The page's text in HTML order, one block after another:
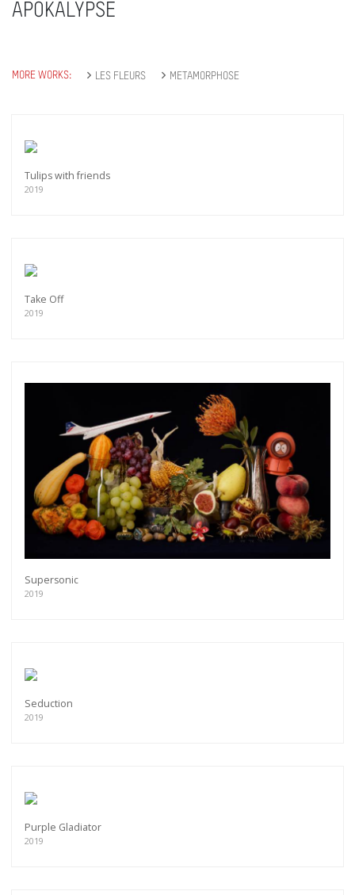
APOKALYPSE
MORE WORKS: LES FLEURS METAMORPHOSE
Tulips with friends
2019
Take Off
2019
Supersonic
2019
Seduction
2019
Purple Gladiator
2019